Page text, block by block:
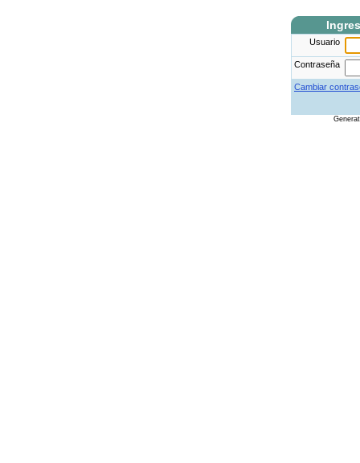
Usuario
Contraseña
Cambiar